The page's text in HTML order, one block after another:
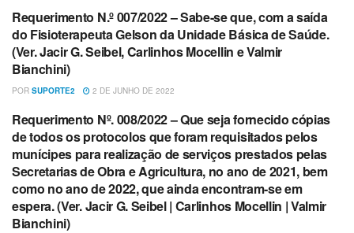
REQUERIMENTOS
Requerimento N.º 007/2022 – Sabe-se que, com a saída
do Fisioterapeuta Gelson da Unidade Básica de Saúde.
(Ver. Jacir G. Seibel, Carlinhos Mocellin e Valmir
Bianchini)
POR SUPORTE2 2 DE JUNHO DE 2022
REQUERIMENTOS
Requerimento Nº. 008/2022 – Que seja fornecido cópias
de todos os protocolos que foram requisitados pelos
munícipes para realização de serviços prestados pelas
Secretarias de Obra e Agricultura, no ano de 2021, bem
como no ano de 2022, que ainda encontram-se em
espera. (Ver. Jacir G. Seibel | Carlinhos Mocellin | Valmir
Bianchini)